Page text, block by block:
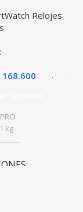
p70)
Android IOS
Relojes
168.600
1 kg